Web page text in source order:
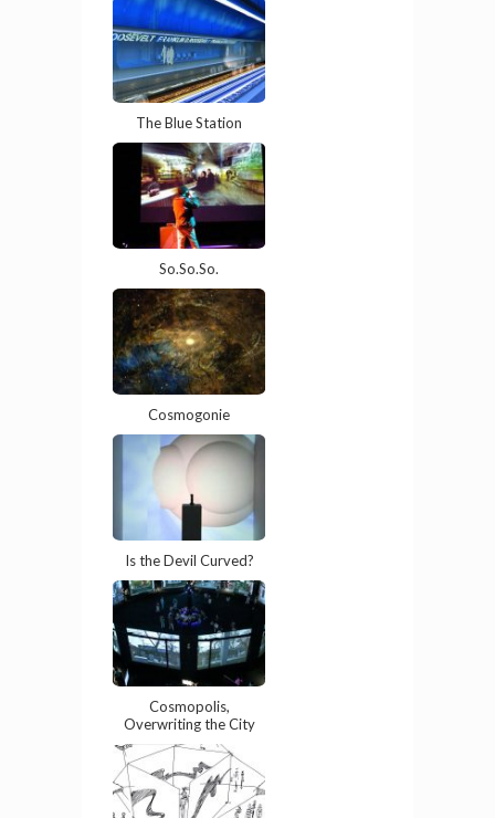
The Blue Station
So.So.So.
Cosmogonie
Is the Devil Curved?
Cosmopolis,
Overwriting the City